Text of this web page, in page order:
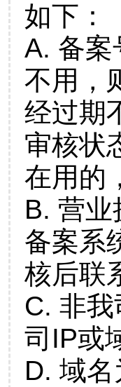
如下：
A. 备案
不用，
经过期
审核状
在用的
B. 营
备案系
核后联
C. 非
司IP或
D. 域